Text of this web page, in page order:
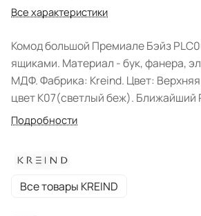
Все характеристики
Комод большой Премиале Бэйз
ящиками. Материал - бук, фанера,
МДФ. Фабрика: Kreind. Цвет:
цвет K07(светлый беж). Ближайший
цвете K14 (темно-бежевый).
Подробности
Все товары KREIND